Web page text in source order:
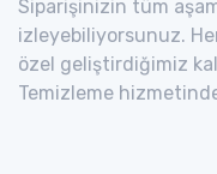
Siparişinizin tüm
izleyebiliyorsunuz.
özel geliştirdiğimiz
Temizleme